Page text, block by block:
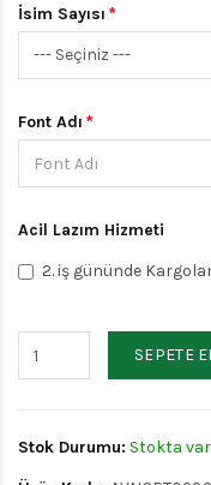
İsim Sayısı
Font Adı
Acil Lazım Hizmeti
2. iş gününde
SEPETE
Stok Durumu: Stokta var